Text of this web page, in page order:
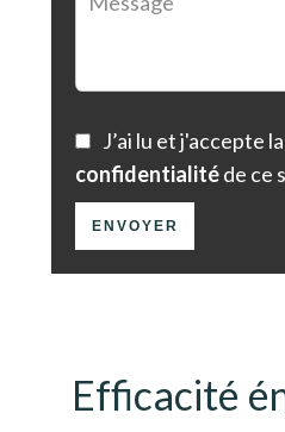
J’ai lu et j'accepte la
confidentialitéde ce
ENVOYER
Efficacité